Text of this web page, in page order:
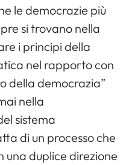
le democrazie più
si trovano nella
i principi della
nel rapporto con
della democrazia”
nella
sistema
di un processo che
una duplice direzione